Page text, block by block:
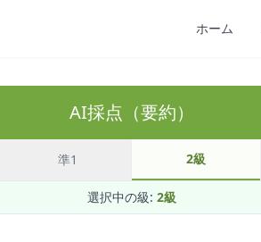
ホーム
AI採点（要約）
準1 2級
選択中の級: 2級